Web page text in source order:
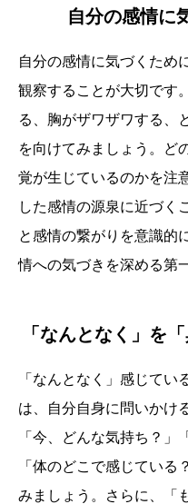
自分の感情に
自分の感情に気づくため
観察することが大切です
る、胸がザワザワする、
を向けてみましょう。ど
覚が生じているのかを注
した感情の源泉に近づく
と感情の繋がりを意識的
情への気づきを深める第
「なんとなく」を
「なんとなく」感じてい
は、自分自身に問いかけ
「今、どんな気持ち？」
「体のどこで感じている
みましょう。さらに、「